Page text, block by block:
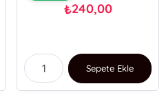
₺240,00
Sepete Ekle